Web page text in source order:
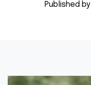
Published by